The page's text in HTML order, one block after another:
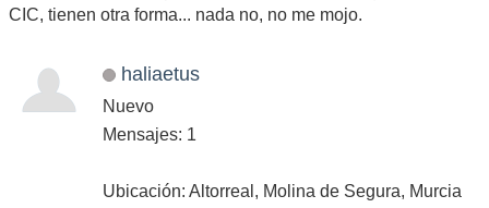
CIC, tienen otra forma... nada no, no me mojo.
haliaetus
Nuevo
Mensajes: 1
Ubicación: Altorreal, Molina de Segura, Murcia